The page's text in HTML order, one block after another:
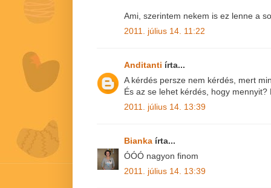
Ami, szerintem nekem is ez lenne a
2011. július 14. 11:22
Anditanti írta...
A kérdés persze nem kérdés, mert
És az se lehet kérdés, hogy mennyit?
2011. július 14. 13:39
Bianka írta...
ÓÓÓ nagyon finom
2011. július 14. 13:39